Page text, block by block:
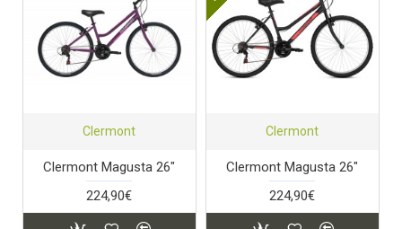
Clermont
Clermont Magusta 26"
224,90€
Clermont
Clermont Magusta 26"
224,90€